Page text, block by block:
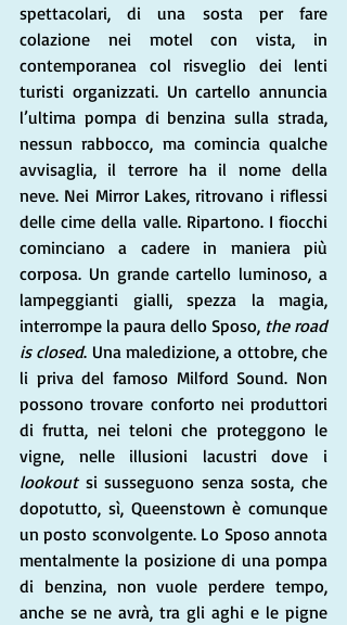
spettacolari, di una sosta per fare
colazione nei motel con vista, in
contemporanea col risveglio dei lenti
turisti organizzati. Un cartello annuncia
l’ultima pompa di benzina sulla strada,
nessun rabbocco, ma comincia qualche
avvisaglia, il terrore ha il nome della
neve. Nei Mirror Lakes, ritrovano i riflessi
delle cime della valle. Ripartono. I fiocchi
cominciano a cadere in maniera più
corposa. Un grande cartello luminoso, a
lampeggianti gialli, spezza la magia,
interrompe la paura dello Sposo, the road
is closed. Una maledizione, a ottobre, che
li priva del famoso Milford Sound. Non
possono trovare conforto nei produttori
di frutta, nei teloni che proteggono le
lookout si susseguono senza sosta, che
dopotutto, sì, Queenstown è comunque
un posto sconvolgente. Lo Sposo annota
mentalmente la posizione di una pompa
di benzina, non vuole perdere tempo,
anche se ne avrà, tra gli aghi e le pigne